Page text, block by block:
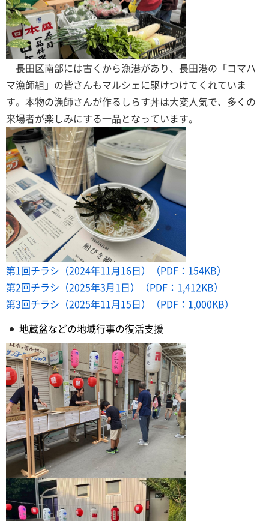
長田区南部には古くから漁港があり、長田港の「コマハ
マ漁師組」の皆さんもマルシェに駆けつけてくれていま
す。本物の漁師さんが作るしらす丼は大変人気で、多くの
来場者が楽しみにする一品となっています。
第1回チラシ（2024年11月16日）（PDF：154KB）
第2回チラシ（2025年3月1日）（PDF：1,412KB）
第3回チラシ（2025年11月15日）（PDF：1,000KB）
地蔵盆などの地域行事の復活支援